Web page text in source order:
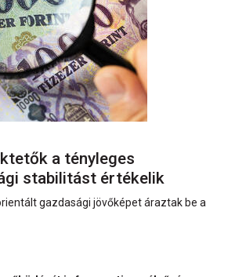
a tényleges
stabilitást értékelik
gazdasági jövőképet áraztak be a